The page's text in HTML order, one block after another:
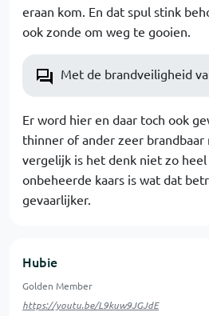
eraan kom. En dat spul stink
ook zonde om weg te gooien.
Met de brandveiligheid
Er word hier en daar toch ook
thinner of ander zeer brandbaar
vergelijk is het denk niet zo heel
onbeheerde kaars is wat dat
gevaarlijker.
Hubie
Golden Member
https://youtu.be/L9kuw9JGJdE